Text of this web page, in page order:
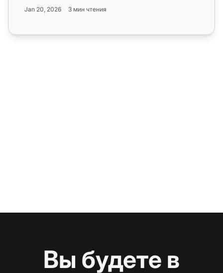
Jan 20, 2026 3 мин чтения
Вы будете в